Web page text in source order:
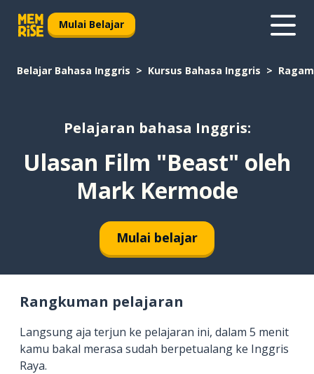
Mulai Belajar
Belajar Bahasa Inggris Kursus Bahasa Inggris
Pelajaran bahasa Inggris:
Ulasan Film "Beast" oleh
Mark Kermode
Mulai belajar
Rangkuman pelajaran
Langsung aja terjun ke pelajaran ini, dalam 5 menit
kamu bakal merasa sudah berpetualang ke Inggris
Raya.